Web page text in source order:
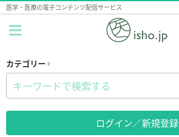
医学・医療の電子コンテンツ配信サービス
カテゴリー
ログイン／新規登録